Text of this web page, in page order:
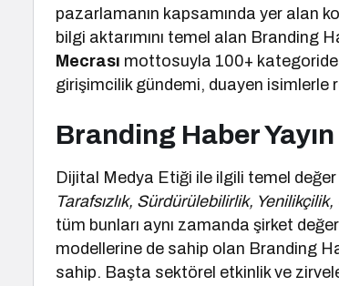
pazarlamanın kapsamında yer alan
bilgi aktarımını temel alan Branding
Mecrası mottosuyla 100+ kategoride
girişimcilik gündemi, duayen isimlerle
Branding Haber
Dijital Medya Etiği ile ilgili temel değer
Tarafsızlık, Sürdürülebilirlik,
tüm bunları aynı zamanda şirket
modellerine de sahip olan Branding
sahip. Başta sektörel etkinlik ve